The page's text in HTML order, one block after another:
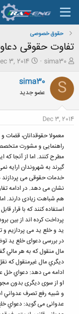
حقوق خصوصی
تفاوت حقوقی
ش
و
ع
ک
ض
ع
sima30
ت
ر
خ
ع
3, 2014
S
sima30
عضو جدید
Dec 3, 2014
معمولا حقوقدانان، قضات
راهنمایی و مشورت
مطرح کنند. اما از آنجا
گیرند به شهروندان ارایه
خدمات حقوقی می
نشان می دهد. در ادامه
هم شباهت زیادی دارند.
استفاده کنند که با قرار
پرداخت کرده اند از بین
ید و خلع ید می پردازیم و
در بررسی دعوای خلع ید
مال منقول كه به هر مالي
دیگري مال غیرمنقول كه
ادامه می دهد: دعواي خل
او از سوی دیگری بدون
و شبیه رفع تصرف
عدوانی می گوید: دعواي